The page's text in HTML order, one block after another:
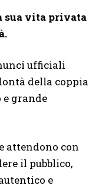
sua vita privata
ufficiali
della coppia
grande
attendono con
il pubblico,
e